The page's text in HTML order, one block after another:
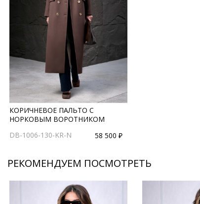
КОРИЧНЕВОЕ ПАЛЬТО С
НОРКОВЫМ ВОРОТНИКОМ
DB-1006-130-KR-N
58 500 ₽
РЕКОМЕНДУЕМ ПОСМОТРЕТЬ